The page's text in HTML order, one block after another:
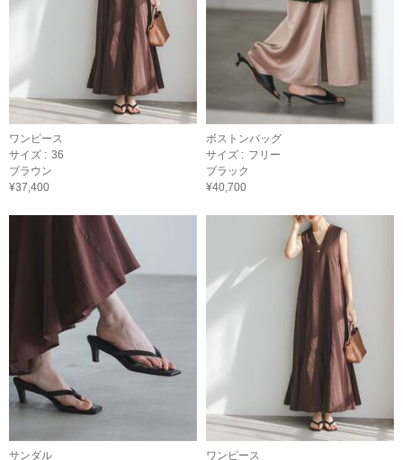
ワンピース
サイズ : 36
ブラウン
¥37,400
ボストンバッグ
サイズ : フリー
ブラック
¥40,700
サンダル ワンピース